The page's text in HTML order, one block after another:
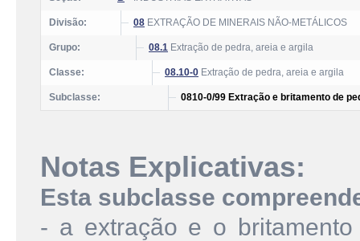
Divisão: 08 EXTRAÇÃO DE MINERAIS NÃO-METÁLICOS
Grupo: 08.1 Extração de pedra, areia e argila
Classe: 08.10-0 Extração de pedra, areia e argila
Subclasse: 0810-0/99 Extração e britamento de
Notas Explicativas:
Esta subclasse
- a extração e o